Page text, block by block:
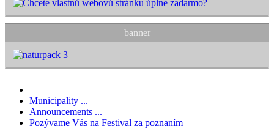
banner
Municipality ...
Announcements ...
Pozývame Vás na Festival za poznaním